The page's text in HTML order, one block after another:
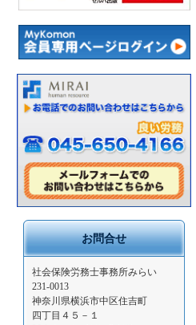
お問合せ
社会保険労務士事務所みらい
231-0013
神奈川県横浜市中区住吉町
四丁目４５－１